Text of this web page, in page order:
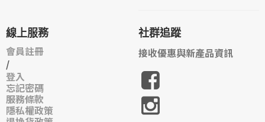
線上服務
會員註冊
/
登入
忘記密碼
服務條款
隱私權政策
社群追蹤
接收優惠與新產品資訊